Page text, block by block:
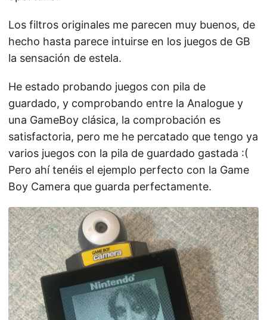
Los filtros originales me parecen muy buenos, de
hecho hasta parece intuirse en los juegos de GB
la sensación de estela.
He estado probando juegos con pila de
guardado, y comprobando entre la Analogue y
una GameBoy clásica, la comprobación es
satisfactoria, pero me he percatado que tengo ya
varios juegos con la pila de guardado gastada :(
Pero ahí tenéis el ejemplo perfecto con la Game
Boy Camera que guarda perfectamente.